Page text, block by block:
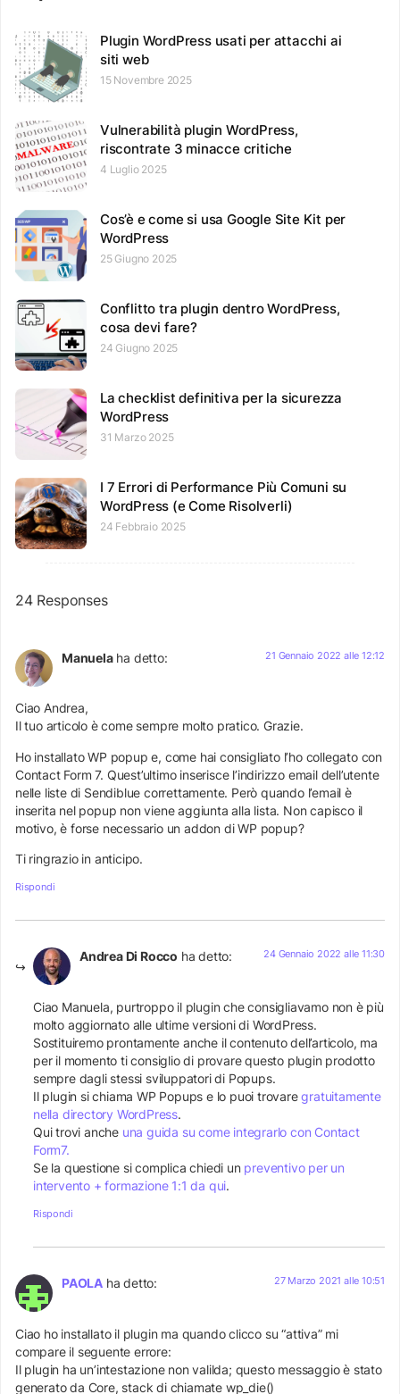
Plugin WordPress usati per attacchi ai
siti web
15 Novembre 2025
Vulnerabilità plugin WordPress,
riscontrate 3 minacce critiche
4 Luglio 2025
Cos’è e come si usa Google Site Kit per
WordPress
25 Giugno 2025
Conflitto tra plugin dentro WordPress,
cosa devi fare?
24 Giugno 2025
La checklist definitiva per la sicurezza
WordPress
31 Marzo 2025
I 7 Errori di Performance Più Comuni su
WordPress (e Come Risolverli)
24 Febbraio 2025
24 Responses
Manuela ha detto: 21 Gennaio 2022 alle 12:12
Ciao Andrea,
Il tuo articolo è come sempre molto pratico. Grazie.
Ho installato WP popup e, come hai consigliato l’ho collegato con
Contact Form 7. Quest’ultimo inserisce l’indirizzo email dell’utente
nelle liste di Sendiblue correttamente. Però quando l’email è
inserita nel popup non viene aggiunta alla lista. Non capisco il
motivo, è forse necessario un addon di WP popup?
Ti ringrazio in anticipo.
Rispondi
Andrea Di Rocco ha detto: 24 Gennaio 2022 alle 11:30
Ciao Manuela, purtroppo il plugin che consigliavamo non è più
molto aggiornato alle ultime versioni di WordPress.
Sostituiremo prontamente anche il contenuto dell’articolo, ma
per il momento ti consiglio di provare questo plugin prodotto
sempre dagli stessi sviluppatori di Popups.
Il plugin si chiama WP Popups e lo puoi trovaregratuitamente
nella directory WordPress.
Qui trovi anche una guida su come integrarlo con Contact
Form7.
Se la questione si complica chiedi un preventivo per un
intervento + formazione 1:1 da qui.
Rispondi
PAOLA ha detto: 27 Marzo 2021 alle 10:51
Ciao ho installato il plugin ma quando clicco su “attiva” mi
compare il seguente errore:
Il plugin ha un’intestazione non valilda; questo messaggio è stato
generato da Core, stack di chiamate wp_die()